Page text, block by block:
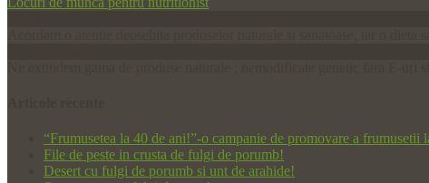
“Frumusetea la 40 de ani!”-o campanie de promovare a frumusetii
File de peste in crusta de fulgi de porumb!
Desert cu fulgi de porumb si unt de arahide!